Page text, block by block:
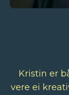
Kristin er
vere ei